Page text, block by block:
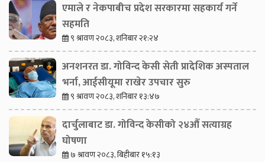
एमाले र नेकपाबीच प्रदेश सरकारमा सहकार्य गर्ने
सहमति
९ श्रावण २०८३, शनिबार २१:२४
अनशनरत डा. गोविन्द केसी सेती प्रादेशिक अस्पताल
भर्ना, आईसीयूमा राखेर उपचार सुरु
९ श्रावण २०८३, शनिबार १३:४७
दार्चुलाबाट डा. गोविन्द केसीको २४औँ सत्याग्रह
घोषणा
७ श्रावण २०८३, बिहीबार १५:१३